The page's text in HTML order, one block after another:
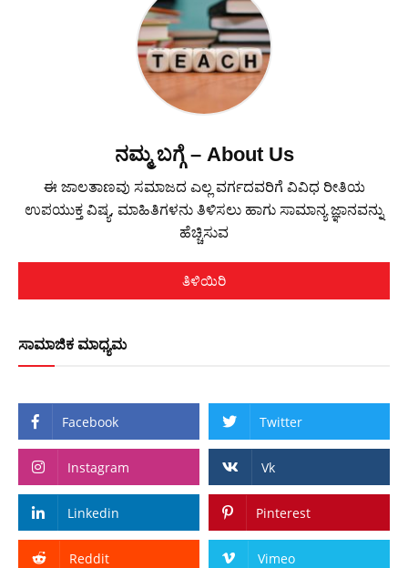
ನಮ್ಮ ಬಗ್ಗೆ – About Us
ಈ ಜಾಲತಾಣವು ಸಮಾಜದ ಎಲ್ಲ ವರ್ಗದವರಿಗೆ ವಿವಿಧ ರೀತಿಯ
ಉಪಯುಕ್ತ ವಿಷ್ಯ, ಮಾಹಿತಿಗಳನು ತಿಳಿಸಲು ಹಾಗು ಸಾಮಾನ್ಯ ಜ್ಞಾನವನ್ನು
ಹೆಚ್ಚಿಸುವ
ತಿಳಿಯಿರಿ
ಸಾಮಾಜಿಕ ಮಾಧ್ಯಮ
Facebook Twitter
Instagram Vk
Linkedin Pinterest
Reddit Vimeo